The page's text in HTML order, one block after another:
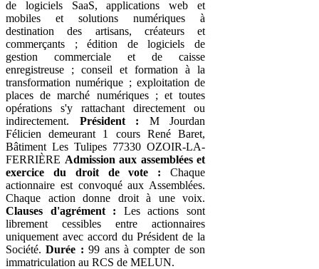
de logiciels SaaS, applications web et
mobiles et solutions numériques à
destination des artisans, créateurs et
commerçants ; édition de logiciels de
gestion commerciale et de caisse
enregistreuse ; conseil et formation à la
transformation numérique ; exploitation de
places de marché numériques ; et toutes
opérations s'y rattachant directement ou
indirectement. Président : M Jourdan
Félicien demeurant 1 cours René Baret,
Bâtiment Les Tulipes 77330 OZOIR-LA-
FERRIÈRE Admission aux assemblées et
exercice du droit de vote : Chaque
actionnaire est convoqué aux Assemblées.
Chaque action donne droit à une voix.
Clauses d'agrément : Les actions sont
librement cessibles entre actionnaires
uniquement avec accord du Président de la
Société.Durée : 99 ans à compter de son
immatriculation au RCS de MELUN.